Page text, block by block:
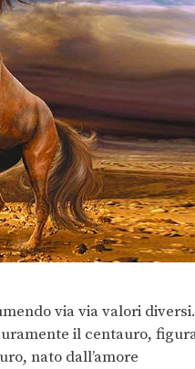
via via valori diversi.
il centauro,
nato dall’amore